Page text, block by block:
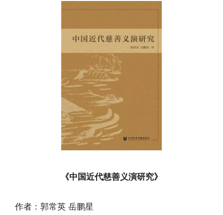
《中国近代慈善义演研究》
作者：郭常英 岳鹏星